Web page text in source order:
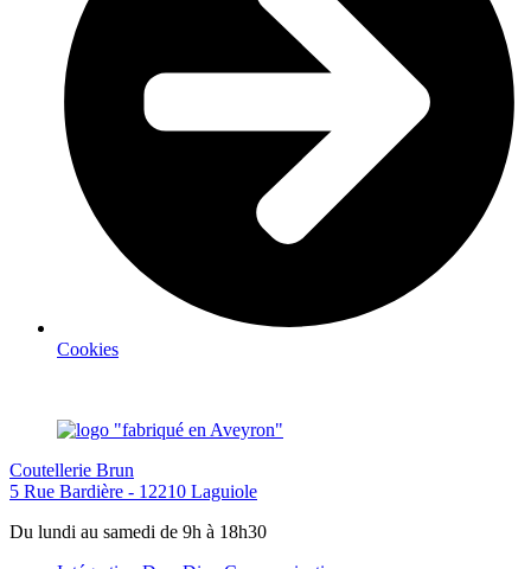
Cookies
Coutellerie Brun
5 Rue Bardière - 12210 Laguiole
Du lundi au samedi de 9h à 18h30